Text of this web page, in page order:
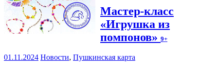
Мастер-класс
«Игрушка из
помпонов» 9+
01.11.2024 Новости, Пушкинская карта